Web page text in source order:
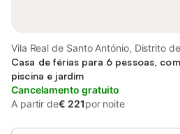
Vila Real de Santo António, Distrito de
Faro
Casa de férias para 6 pessoas, com
piscina e jardim
Cancelamento gratuito
A partir de€ 221por noite